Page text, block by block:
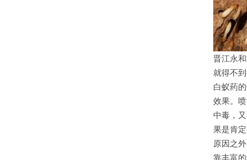
晋江永
就得不
白蚁药
效果。
中毒，
果是肯
原因之
靠丰富的